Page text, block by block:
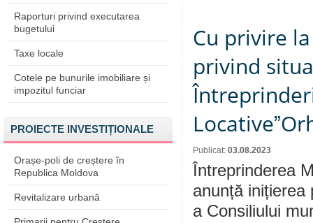
Raporturi privind executarea
bugetului
Taxe locale
Cotele pe bunurile imobiliare și
impozitul funciar
PROIECTE INVESTIȚIONALE
Orașe-poli de creștere în
Republica Moldova
Revitalizare urbană
Cu privire
privind
Publicat: 03.08.2023
Întreprinderea
anunță inițierea
a Consiliului